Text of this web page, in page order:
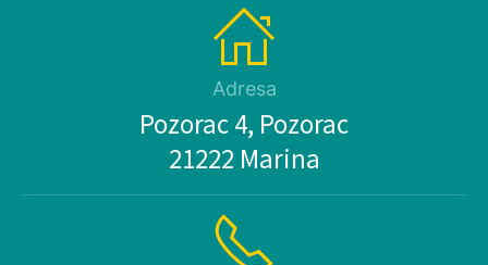
Adresa
Pozorac 4, Pozorac
21222 Marina